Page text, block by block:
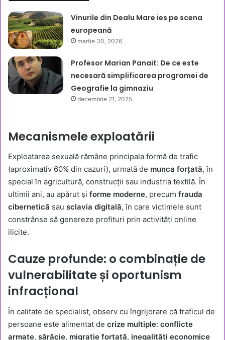
Vinurile din Dealu Mare ies pe scena
europeană
martie 30, 2026
Profesor Marian Panait: De ce este
necesară simplificarea programei de
Geografie la gimnaziu
decembrie 21, 2025
Mecanismele exploatării
Exploatarea sexuală rămâne principala formă de trafic
(aproximativ 60% din cazuri), urmată de munca forțată, în
special în agricultură, construcții sau industria textilă. În
ultimii ani, au apărut și forme moderne, precum frauda
cibernetică sau sclavia digitală, în care victimele sunt
constrânse să genereze profituri prin activități online
ilicite.
Cauze profunde: o combinație de
vulnerabilitate și oportunism
infracțional
În calitate de specialist, observ cu îngrijorare că traficul de
persoane este alimentat de crize multiple: conflicte
armate, sărăcie, migrație forțată, inegalități economice